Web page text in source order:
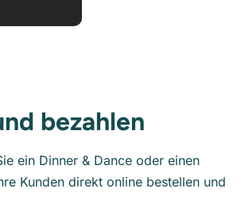
bezahlen
ein Dinner & Dance oder einen
Kunden direkt online bestellen und